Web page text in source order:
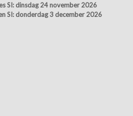
SI: dinsdag 24 november 2026
SI: donderdag 3 december 2026